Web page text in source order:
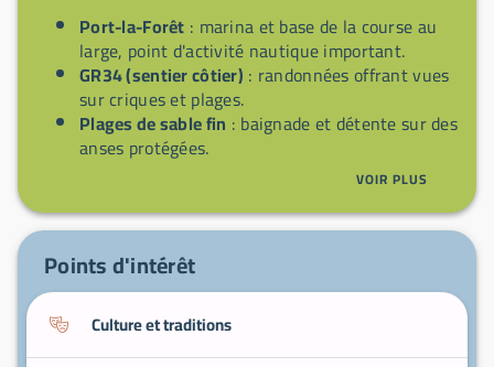
Port-la-Forêt : marina et base de la course au
large, point d'activité nautique important.
GR34 (sentier côtier) : randonnées offrant vues
sur criques et plages.
Plages de sable fin : baignade et détente sur des
anses protégées.
Archipel des Glénan (vue/proximité):
depuis les ports voisins.
pour déguster poissons et coquillages.
VOIR PLUS
Points d'intérêt
Culture et traditions